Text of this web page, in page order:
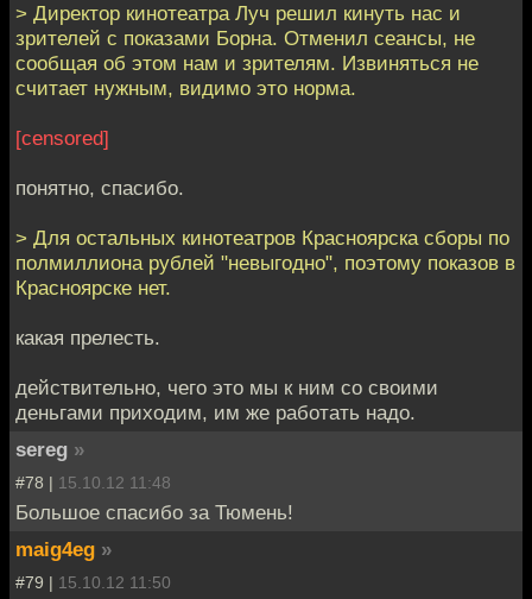
> Директор кинотеатра Луч решил кинуть нас и
зрителей с показами Борна. Отменил сеансы, не
сообщая об этом нам и зрителям. Извиняться не
считает нужным, видимо это норма.
[censored]
понятно, спасибо.
> Для остальных кинотеатров Красноярска сборы по
полмиллиона рублей "невыгодно", поэтому показов в
Красноярске нет.
какая прелесть.
действительно, чего это мы к ним со своими
деньгами приходим, им же работать надо.
sereg »
#78 | 15.10.12 11:48
Большое спасибо за Тюмень!
maig4eg »
#79 | 15.10.12 11:50